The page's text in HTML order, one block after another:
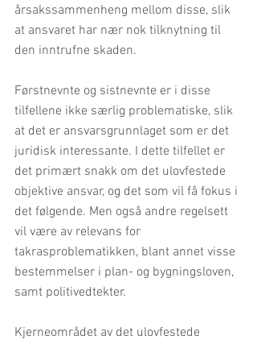
årsakssammenheng mellom disse, slik
at ansvaret har nær nok tilknytning til
den inntrufne skaden.
Førstnevnte og sistnevnte er i disse
tilfellene ikke særlig problematiske, slik
at det er ansvarsgrunnlaget som er det
juridisk interessante. I dette tilfellet er
det primært snakk om det ulovfestede
objektive ansvar, og det som vil få fokus i
det følgende. Men også andre regelsett
vil være av relevans for
takrasproblematikken, blant annet visse
bestemmelser i plan- og bygningsloven,
samt politivedtekter.
Kjerneområdet av det ulovfestede